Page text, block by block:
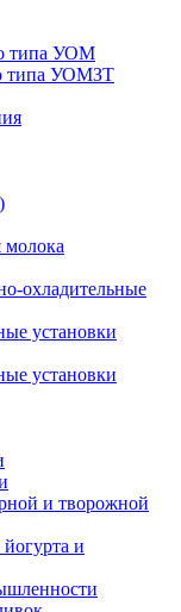
типа УОМ
типа УОМЗТ
молока
охладительные
установки
установки
и творожной
и